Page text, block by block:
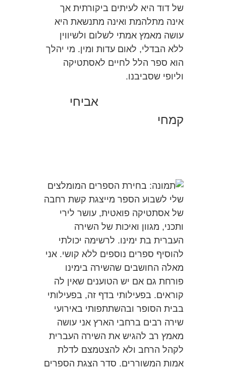
של דוד היא לעיתים ביקורתית אך
אינה מתלהמת ואינה מתנשאת היא
עושה מאמץ אמתי לשלום ולשיווין
ללא הבדלי, לאום עדות ומין. מי יהלך
הוא ספר הלל לחיים לאסתטיקה
וליופי שסביבנו.
אביחי
קמחי